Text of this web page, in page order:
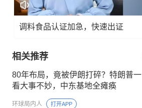
调料食品认证加急，快速出证
相关推荐
80年布局，竟被伊朗打碎？特朗普一
看大事不妙，中东基地全瘫痪
环球局内人 打开APP